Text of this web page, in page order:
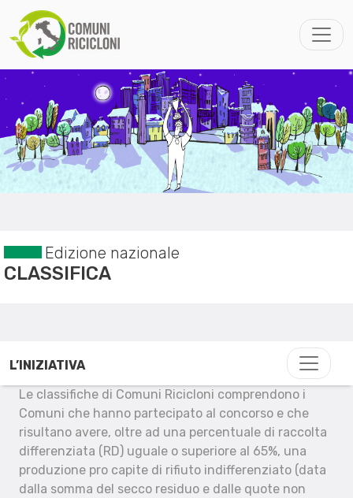
Edizione nazionale
CLASSIFICA
L’INIZIATIVA
Le classifiche di Comuni Ricicloni comprendono i
Comuni che hanno partecipato al concorso e che
risultano avere, oltre ad una percentuale di raccolta
differenziata (RD) uguale o superiore al 65%, una
produzione pro capite di rifiuto indifferenziato (data
dalla somma del secco residuo e dalle quote non